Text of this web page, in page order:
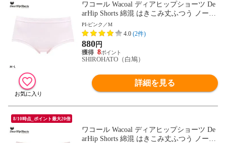
ワコール Wacoal ディアヒップショーツ De
arHip Shorts 綿混 はきこみ丈ふつう ノーマ
ルショーツ ML
PI-ピンク／M
4.0 (2件)
880円
8
SHIROHATO（白鳩）
詳細を見る
8/10時点_ポイント最大20倍
ワコール Wacoal ディアヒップショーツ De
arHip Shorts 綿混 はきこみ丈ふつう ノーマ